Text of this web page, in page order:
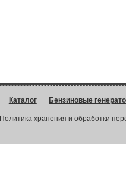
Каталог Бензиновые
Политика хранения и обработки